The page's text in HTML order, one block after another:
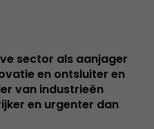
sector als aanjager
en ontsluiter en
van industrieën
en urgenter dan